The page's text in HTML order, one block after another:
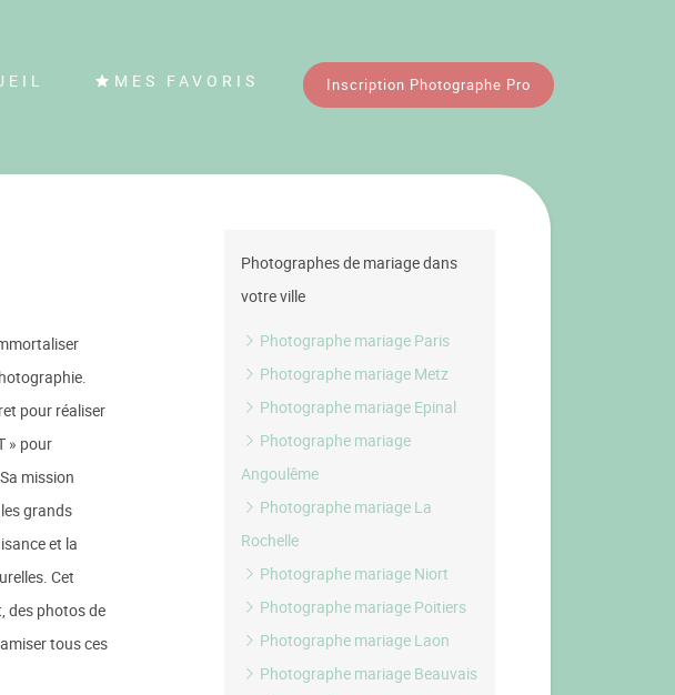
MES FAVORIS Inscription Photographe Pro
pour réaliser
» pour
mission
grands
et la
Cet
des photos de
tous ces
Photographes de mariage dans
votre ville
Photographe mariage Paris
Photographe mariage Metz
Photographe mariage Epinal
Photographe mariage
Angoulême
Photographe mariage La
Rochelle
Photographe mariage Niort
Photographe mariage Poitiers
Photographe mariage Laon
Photographe mariage Beauvais